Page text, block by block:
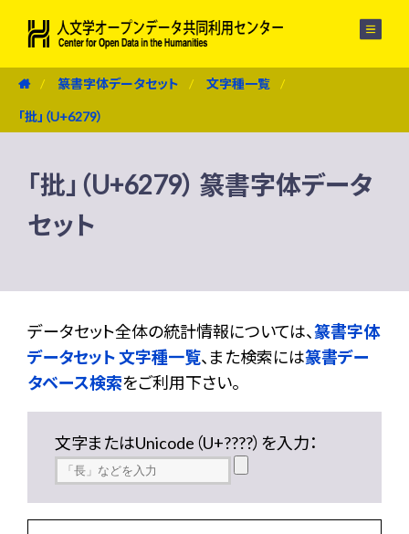
篆書字体データセット 文字種一覧
「批」（U+6279）
「批」（U+6279） 篆書字体データ
セット
データセット全体の統計情報については、篆書字体
データセット 文字種一覧、また検索には篆書デー
タベース検索をご利用下さい。
文字またはUnicode（U+????）を入力：